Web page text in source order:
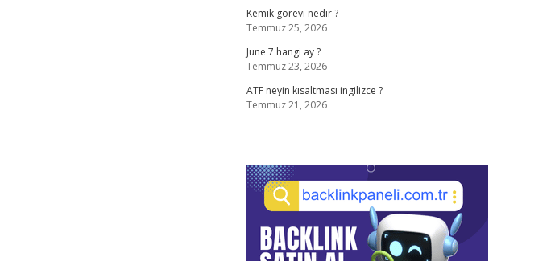
Kemik görevi nedir ?
Temmuz 25, 2026
June 7 hangi ay ?
Temmuz 23, 2026
ATF neyin kısaltması ingilizce ?
Temmuz 21, 2026